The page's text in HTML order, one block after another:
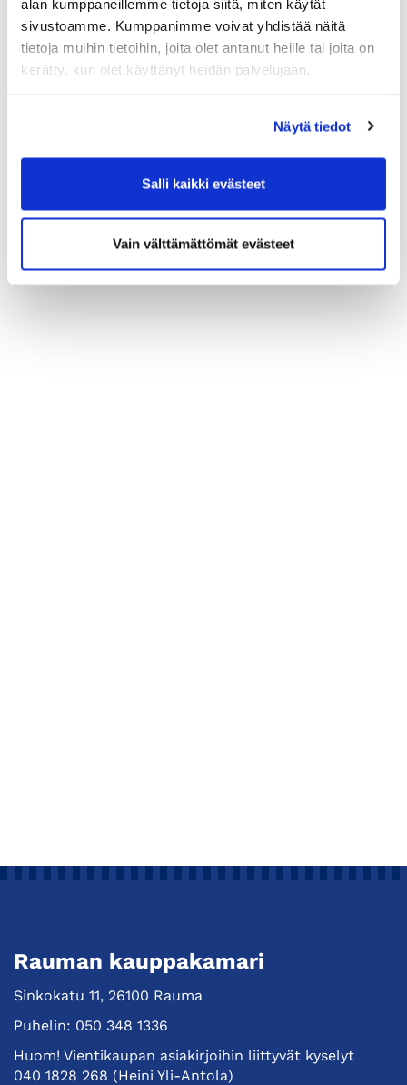
alan kumppaneillemme tietoja siitä, miten käytät
sivustoamme. Kumppanimme voivat yhdistää näitä
tietoja muihin tietoihin, joita olet antanut heille tai joita on
kerätty, kun olet käyttänyt heidän palvelujaan.
Näytä tiedot
Salli kaikki evästeet
Vain välttämättömät evästeet
Rauman kauppakamari
Sinkokatu 11, 26100 Rauma
Puhelin: 050 348 1336
Huom! Vientikaupan asiakirjoihin liittyvät kyselyt
040 1828 268 (Heini Yli-Antola)